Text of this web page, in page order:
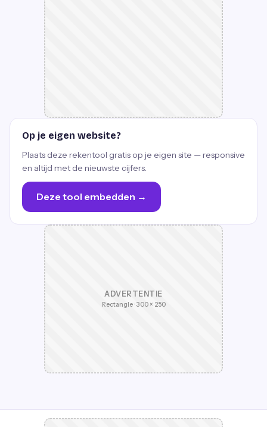
Op je eigen website?
Plaats deze rekentool gratis op je eigen site — responsive
en altijd met de nieuwste cijfers.
Deze tool embedden →
ADVERTENTIE
Rectangle · 300 × 250